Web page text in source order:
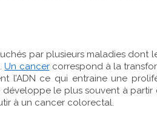
par plusieurs maladies dont
Un cancercorrespond à la
l’ADN ce qui entraine une
le plus souvent à partir
à un cancer colorectal.